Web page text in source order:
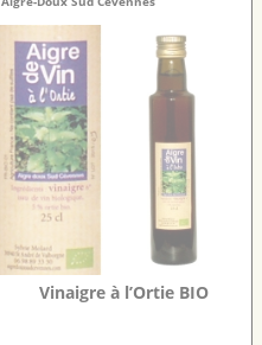
Vinaigre à l’Ortie BIO